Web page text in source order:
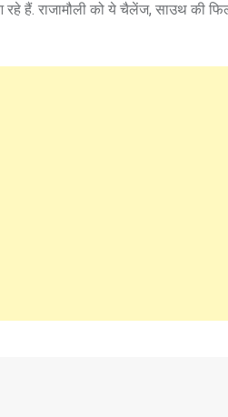
राजामौली को ये चैलेंज, साउथ की